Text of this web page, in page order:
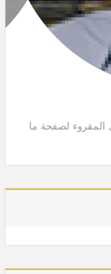
لصفحة ما